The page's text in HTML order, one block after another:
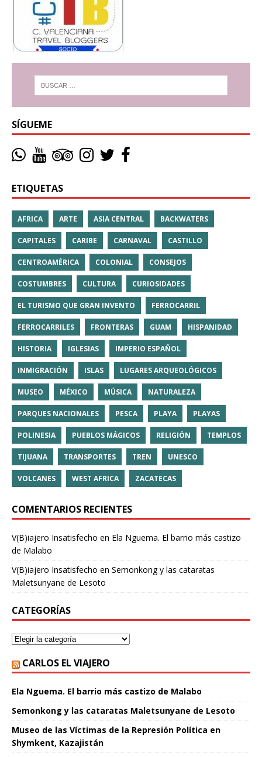
SÍGUEME
ETIQUETAS
AFRICA ARTE ASIA CENTRAL BACKWATERS
CAPITALES CARIBE CARNAVAL CASTILLO
CENTROAMÉRICA COLONIAL CONSEJOS
COSTUMBRES CULTURA CURIOSIDADES
EL TURISMO QUE GRAN INVENTO FERROCARRIL
FERROCARRILES FRONTERAS GUAM HISPANIDAD
HISTORIA IGLESIAS IMPERIO ESPAÑOL
INMIGRACIÓN ISLAS LUGARES ARQUEOLÓGICOS
MUSEO MÉXICO MÚSICA NATURALEZA
PARQUES NACIONALES PESCA PLAYA PLAYAS
POLINESIA PUEBLOS MÁGICOS RELIGIÓN TEMPLOS
TIJUANA TRANSPORTES TREN UNESCO
VOLCANES WEST AFRICA ZACATECAS
COMENTARIOS RECIENTES
V(B)iajero Insatisfecho en Ela Nguema. El barrio más castizo
de Malabo
V(B)iajero Insatisfecho en Semonkong y las cataratas
Maletsunyane de Lesoto
CATEGORÍAS
CARLOS EL VIAJERO
Ela Nguema. El barrio más castizo de Malabo
Semonkong y las cataratas Maletsunyane de Lesoto
Museo de las Víctimas de la Represión Política en
Shymkent, Kazajistán